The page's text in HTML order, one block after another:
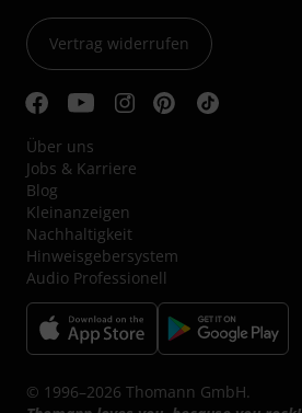
Vertrag widerrufen
Über uns
Jobs & Karriere
Blog
Kleinanzeigen
Nachhaltigkeit
Hinweisgebersystem
Audio Professionell
© 1996–2026 Thomann GmbH.